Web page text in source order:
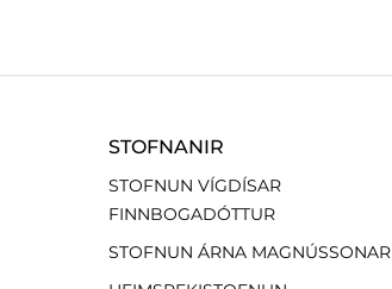
STOFNANIR
STOFNUN VÍGDÍSAR
FINNBOGADÓTTUR
STOFNUN ÁRNA MAGNÚSSONAR